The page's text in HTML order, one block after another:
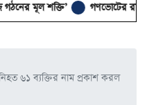
শক্তি’ গণভোটের রায়
৬১ ব্যক্তির নাম প্রকাশ করল